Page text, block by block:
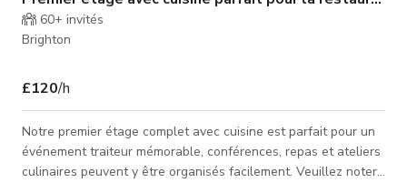
60+ invités
Brighton
£120/h
Notre premier étage complet avec cuisine est parfait pour un
événement traiteur mémorable, conférences, repas et ateliers
culinaires peuvent y être organisés facilement. Veuillez noter